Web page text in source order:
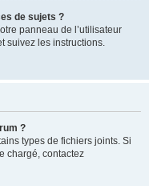
de sujets ?
panneau de l’utilisateur
suivez les instructions.
?
types de fichiers joints. Si
chargé, contactez